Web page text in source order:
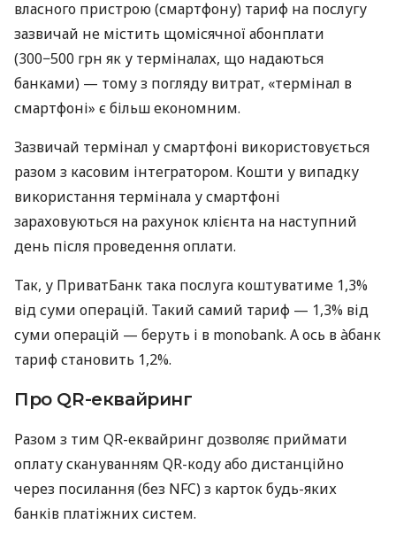
власного пристрою (смартфону) тариф на послугу
зазвичай не містить щомісячної абонплати
(300−500 грн як у терміналах, що надаються
банками) — тому з погляду витрат, «термінал в
смартфоні» є більш економним.
Зазвичай термінал у смартфоні використовується
разом з касовим інтегратором. Кошти у випадку
використання термінала у смартфоні
зараховуються на рахунок клієнта на наступний
день після проведення оплати.
Так, у ПриватБанк така послуга коштуватиме 1,3%
від суми операцій. Такий самий тариф — 1,3% від
суми операцій — беруть і в monobank. А ось в àбанк
тариф становить 1,2%.
Про QR-еквайринг
Разом з тим QR-еквайринг дозволяє приймати
оплату скануванням QR-коду або дистанційно
через посилання (без NFC) з карток будь-яких
банків платіжних систем.